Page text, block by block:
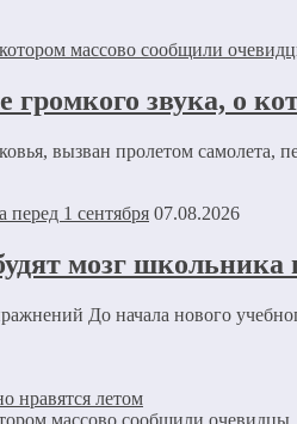
звука, о
вызван пролетом самолета,
07.08.2026
мозг школьника
До начала нового
нравятся летом
массово сообщили очевидцы